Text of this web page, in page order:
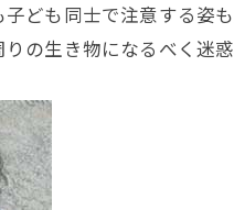
ども同士で注意する姿
の生き物になるべく迷